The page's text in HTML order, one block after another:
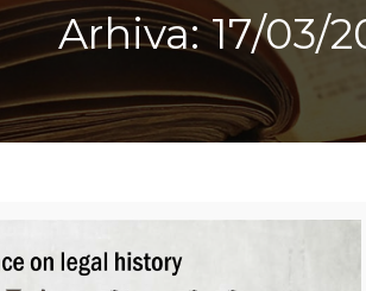
Arhiva: 17/03/